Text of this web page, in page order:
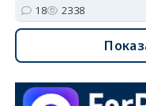
18 2338